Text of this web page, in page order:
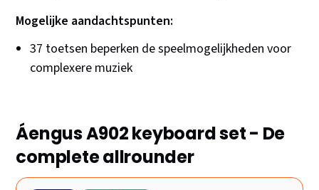
Mogelijke aandachtspunten:
37 toetsen beperken de speelmogelijkheden voor
complexere muziek
Áengus A902 keyboard set - De
complete allrounder